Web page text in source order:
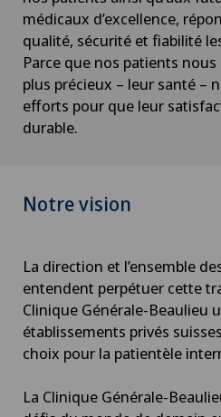
médicaux d’excellence,
qualité, sécurité et fiabilité
Parce que nos patients
plus précieux – leur santé –
efforts pour que leur
durable.
Notre vision
La direction et l’ensemble
entendent perpétuer cette
Clinique Générale-Beaulieu
établissements privés
choix pour la patientèle
La Clinique Générale-